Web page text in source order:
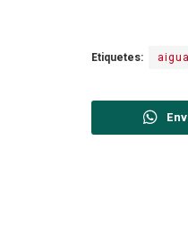
Etiquetes: aigua